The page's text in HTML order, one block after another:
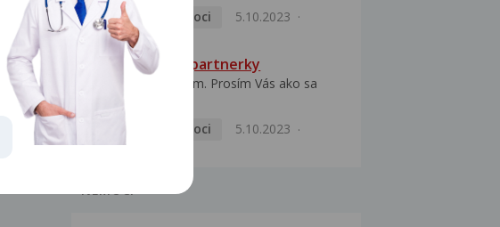
Pohlavní nemoci
5.10.2023
HPV typ 52 u partnerky
Dobrý deň prajem. Prosím Vás ako sa
Pohlavní nemoci
5.10.2023
NEMOCI